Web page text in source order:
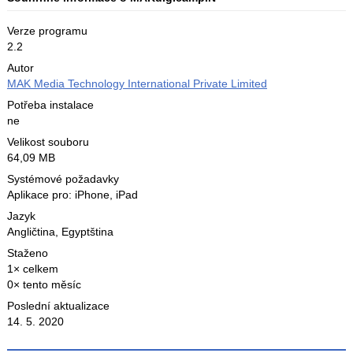
Verze programu
2.2
Autor
MAK Media Technology International Private Limited
Potřeba instalace
ne
Velikost souboru
64,09 MB
Systémové požadavky
Aplikace pro: iPhone, iPad
Jazyk
Angličtina, Egyptština
Staženo
1× celkem
0× tento měsíc
Poslední aktualizace
14. 5. 2020